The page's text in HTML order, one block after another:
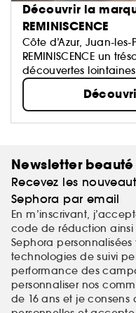
Découvrir la
REMINISCENCE
Côte d’Azur, Juan-les-
REMINISCENCE un
découvertes
Newsletter beauté
Recevez les
Sephora par email
En m’inscrivant,
code de réduction ainsi
Sephora
technologies de suivi
performance des
personnaliser nos
de 16 ans et je